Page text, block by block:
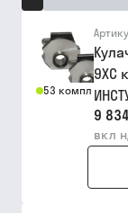
53 компл
9ХС
9
вкл